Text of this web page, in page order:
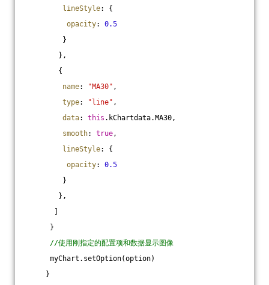
lineStyle: {
opacity: 0.5
}
},
{
name: "MA30" ,
type: "line" ,
data: this .kChartdata.MA30,
smooth: true,
lineStyle: {
opacity: 0.5
}
},
}
//使用刚指定的配置项和数据显示图像
myChart.setOption(option)
}